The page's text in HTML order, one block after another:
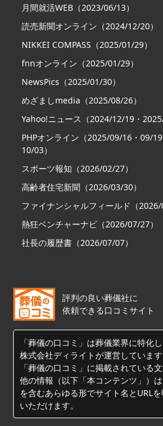
月間就活WEB（2023/06/13）
読売新聞オンライン（2024/12/20）
NIKKEI COMPASS（2025/01/29）
fnnオンライン（2025/01/29）
NewsPics（2025/01/30）
めざましmedia（2025/08/26）
Yahoo!ニュース（2024/12/19・
PHPオンライン（2025/09/16・09/
10/03）
スポーツ報知（2026/02/27）
高齢者住宅新聞（2026/03/30）
ファイナンシャルフィールド（2026/
熱狂ベンチャーナビ（2026/07/27）
社長の履歴書（2026/07/07）
評判の良い葬儀社に
依頼できる口コミサイト
「葬儀の口コミ」は葬儀業界に特化
株式会社ディライトが運営しています
「葬儀の口コミ」に掲載されている
他の情報（以下「本コンテンツ」）
を含むあらゆる形でサイト名とURL
いただけます。